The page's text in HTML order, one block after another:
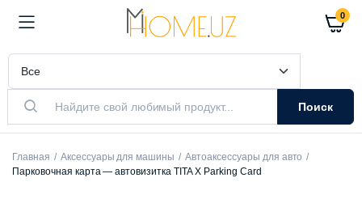
0
Поиск
Главная Аксессуары для машины
Автоаксессуары для авто
Парковочная карта — автовизитка TITA X Parking Card